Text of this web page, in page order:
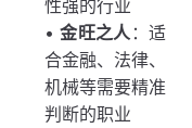
性强的行业
•金旺之人 ：适
合金融、法律、
机械等需要精准
判断的职业